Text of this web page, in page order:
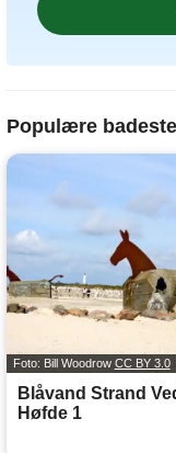
Populære
Foto: Bill Woodrow CC BY 3.0
Blåvand Strand
Høfde 1